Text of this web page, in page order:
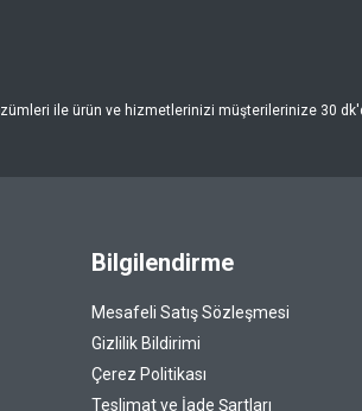
ile ürün ve hizmetlerinizi müşterilerinize 30
Bilgilendirme
Mesafeli Satış Sözleşmesi
Gizlilik Bildirimi
Çerez Politikası
Teslimat ve İade Şartları